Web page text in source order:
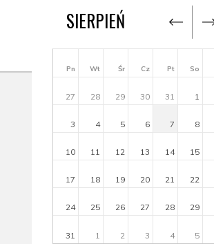
SIERPIEŃ
Pn Wt Śr Cz Pt So
27 28 29 30 31 1
3 4 5 6 7 8
10 11 12 13 14 15
17 18 19 20 21 22
24 25 26 27 28 29
31 1 2 3 4 5